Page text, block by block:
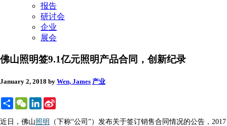
报告
研讨会
企业
展会
佛山照明签9.1亿元照明产品合同，创新纪录
January 2, 2018 by Wen, James 产业
ShareWeChatLinkedIn
近日，佛山照明
（下称“公司”）发布关于签订销售合同情况的公告，2017